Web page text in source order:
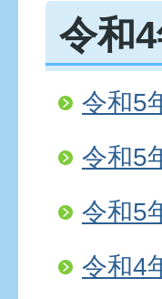
令和
令和5
令和5
令和5
令和4